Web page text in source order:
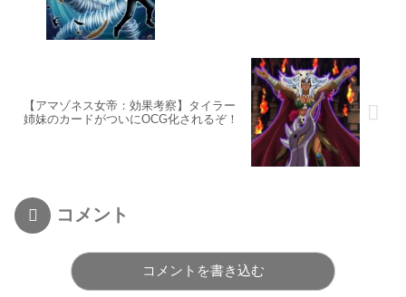
【アマゾネス女帝：効果考察】タイラー
姉妹のカードがついにOCG化されるぞ！
コメント
コメントを書き込む